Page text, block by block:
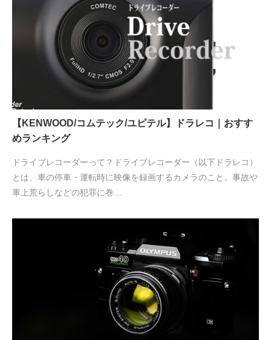
【KENWOOD/コムテック/ユピテル】ドラレコ｜おすす
めランキング
ドライブレコーダーって？ドライブレコーダー（以下ドラレコ）
とは、車の停車・運転時に映像を録画するカメラのこと。事故や
車上荒らしなどの犯罪に巻…